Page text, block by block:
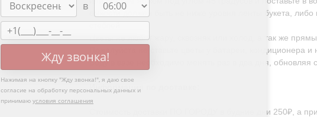
емкости должен быть не ниже уровня ленты букета,
стеблей.
Цветы не любят жару, сквозняк или холод, а так же
Пожалуйста не ставьте цветы у батареи, кондиционера и
Воду в вазе необходимо менять раз в два дня, обновляя
Стоимость доставки ПО ГОРОДУ в будние дни 250₽, а
в
Жду звонка!
Нажимая на кнопку "Жду звонка!", я даю свое
согласие на обработку персональных данных и
принимаю условия соглашения